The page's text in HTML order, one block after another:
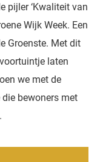
pijler ‘Kwaliteit van
Wijk Week. Een
Groenste. Met dit
laten
we met de
bewoners met